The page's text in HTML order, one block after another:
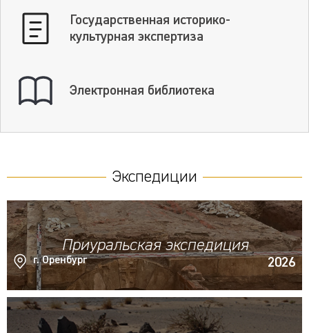
Государственная историко-
культурная экспертиза
Электронная библиотека
Экспедиции
Приуральская экспедиция
г. Оренбург 2026